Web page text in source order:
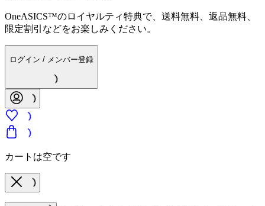
OneASICS™のロイヤルティ特典で、送料無料、返品無料、
限定割引などをお楽しみください。
ログイン / メンバー登録
カートは空です